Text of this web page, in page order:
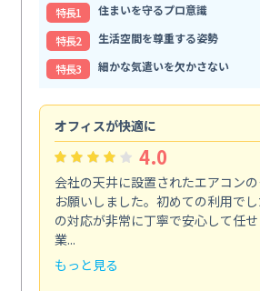
特⻑1
住まいを守るプロ意識
特⻑2
生活空間を尊重する姿勢
特⻑3
細かな気遣いを欠かさない
オフィスが快適に
4.0
会社の天井に設置されたエアコン
お願いしました。初めての利用で
の対応が非常に丁寧で安心して任
業...
もっと見る